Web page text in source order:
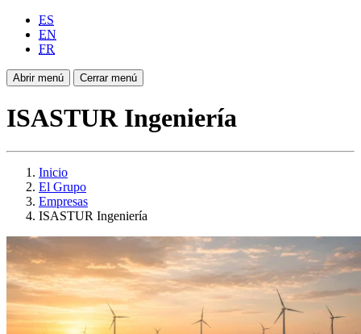
ES
EN
FR
Abrir menú Cerrar menú
ISASTUR Ingeniería
Inicio
El Grupo
Empresas
ISASTUR Ingeniería